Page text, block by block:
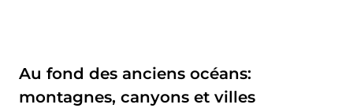
Au fond des anciens océans:
montagnes, canyons et villes